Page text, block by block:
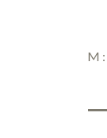
M :